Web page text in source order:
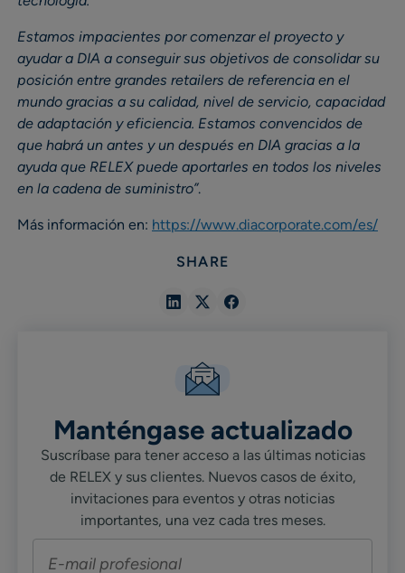
Estamos impacientes por comenzar el proyecto y
ayudar a DIA a conseguir sus objetivos de consolidar su
posición entre grandes retailers de referencia en el
mundo gracias a su calidad, nivel de servicio, capacidad
de adaptación y eficiencia. Estamos convencidos de
que habrá un antes y un después en DIA gracias a la
ayuda que RELEX puede aportarles en todos los niveles
en la cadena de suministro”.
Más información en: https://www.diacorporate.com/es/
SHARE
ShareShareShare
Manténgase actualizado
Suscríbase para tener acceso a las últimas noticias
de RELEX y sus clientes. Nuevos casos de éxito,
invitaciones para eventos y otras noticias
importantes, una vez cada tres meses.